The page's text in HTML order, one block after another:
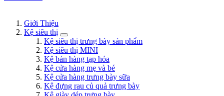
Giới Thiệu
Kệ siêu thị
Kệ siêu thị trưng bày sản phẩm
Kệ siêu thị MINI
Kệ bán hàng tạp hóa
Kệ cửa hàng mẹ và bé
Kệ cửa hàng trưng bày sữa
Kệ đựng rau củ quả trưng bày